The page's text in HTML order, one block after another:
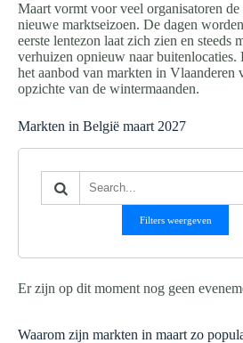
Maart vormt voor veel organisatoren de
nieuwe marktseizoen. De dagen
eerste lentezon laat zich zien en steeds
verhuizen opnieuw naar buitenlocaties.
het aanbod van markten in Vlaanderen
opzichte van de wintermaanden.
Markten in België maart 2027
Filters weergeven
Er zijn op dit moment nog geen
Waarom zijn markten in maart zo